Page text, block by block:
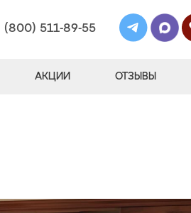
(800) 511-89-55
АКЦИИ ОТЗЫВЫ